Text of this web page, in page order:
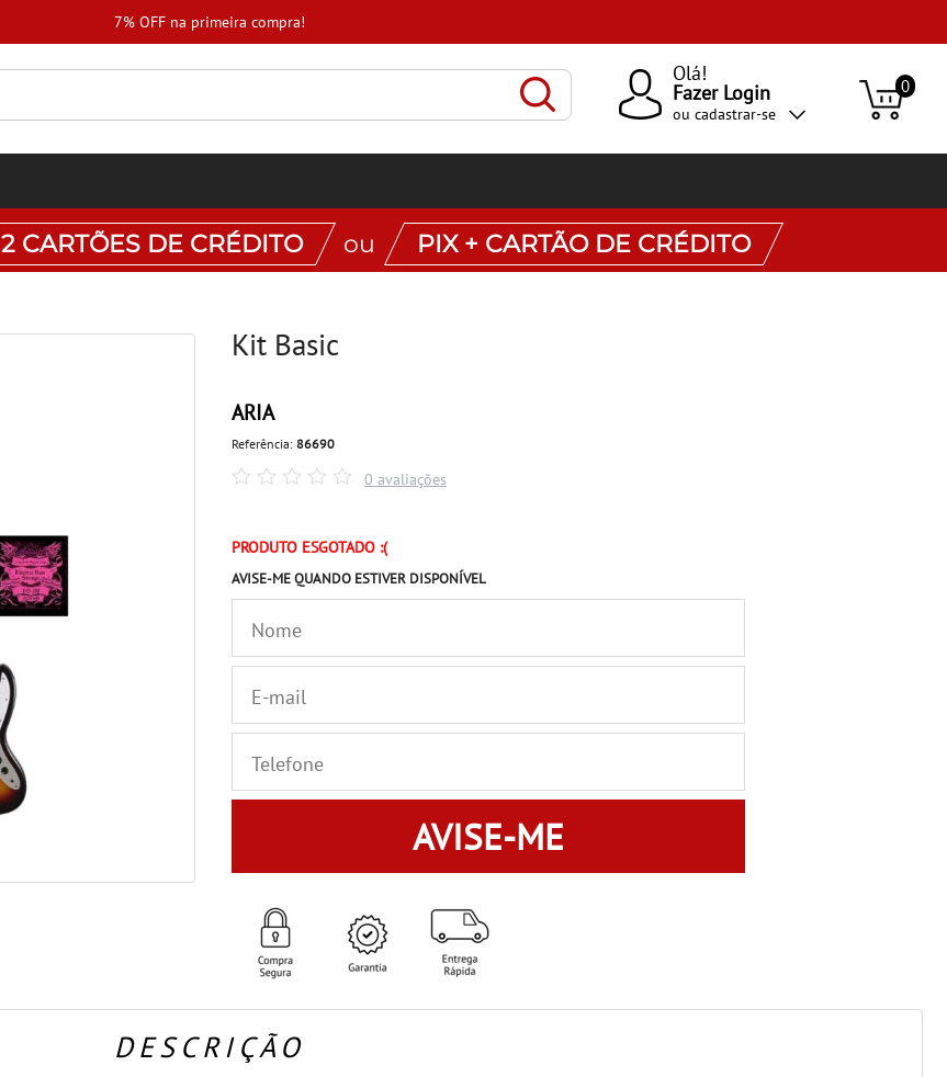
7% OFF na primeira compra!
Olá!
Fazer Login
ou cadastrar-se
0
2 CARTÕES DE CRÉDITO ou PIX + CARTÃO DE CRÉDITO
Kit Basic
ARIA
Referência: 86690
0 avaliações
PRODUTO ESGOTADO :(
AVISE-ME QUANDO ESTIVER DISPONÍVEL
AVISE-ME
DESCRIÇÃO